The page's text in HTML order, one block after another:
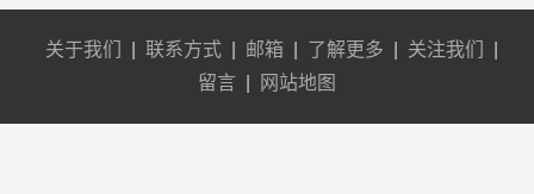
关于我们 联系方式 邮箱 了解更多 关注我们
留言
网站地图